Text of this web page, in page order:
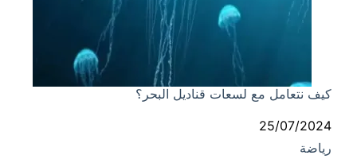
كيف نتعامل مع لسعات قناديل البحر؟
التاريخ
25/07/2024
في ما يتعلق بما يأتي
رياضة